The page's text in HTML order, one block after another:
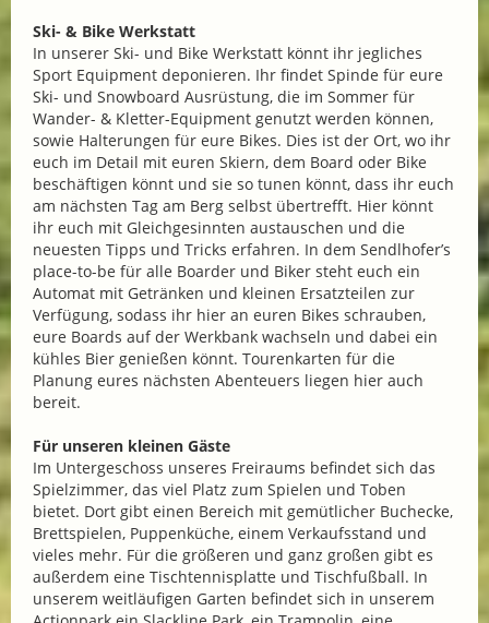
Ski- & Bike Werkstatt
In unserer Ski- und Bike Werkstatt könnt ihr jegliches
Sport Equipment deponieren. Ihr findet Spinde für eure
Ski- und Snowboard Ausrüstung, die im Sommer für
Wander- & Kletter-Equipment genutzt werden können,
sowie Halterungen für eure Bikes. Dies ist der Ort, wo ihr
euch im Detail mit euren Skiern, dem Board oder Bike
beschäftigen könnt und sie so tunen könnt, dass ihr euch
am nächsten Tag am Berg selbst übertrefft. Hier könnt
ihr euch mit Gleichgesinnten austauschen und die
neuesten Tipps und Tricks erfahren. In dem Sendlhofer’s
place-to-be für alle Boarder und Biker steht euch ein
Automat mit Getränken und kleinen Ersatzteilen zur
Verfügung, sodass ihr hier an euren Bikes schrauben,
eure Boards auf der Werkbank wachseln und dabei ein
kühles Bier genießen könnt. Tourenkarten für die
Planung eures nächsten Abenteuers liegen hier auch
bereit.
Für unseren kleinen Gäste
Im Untergeschoss unseres Freiraums befindet sich das
Spielzimmer, das viel Platz zum Spielen und Toben
bietet. Dort gibt einen Bereich mit gemütlicher Buchecke,
Brettspielen, Puppenküche, einem Verkaufsstand und
vieles mehr. Für die größeren und ganz großen gibt es
außerdem eine Tischtennisplatte und Tischfußball. In
unserem weitläufigen Garten befindet sich in unserem